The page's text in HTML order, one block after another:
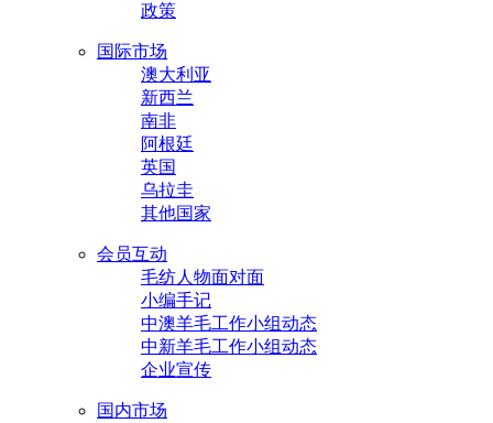
政策
国际市场
澳大利亚
新西兰
南非
阿根廷
英国
乌拉圭
其他国家
会员互动
毛纺人物面对面
小编手记
中澳羊毛工作小组动态
中新羊毛工作小组动态
企业宣传
国内市场